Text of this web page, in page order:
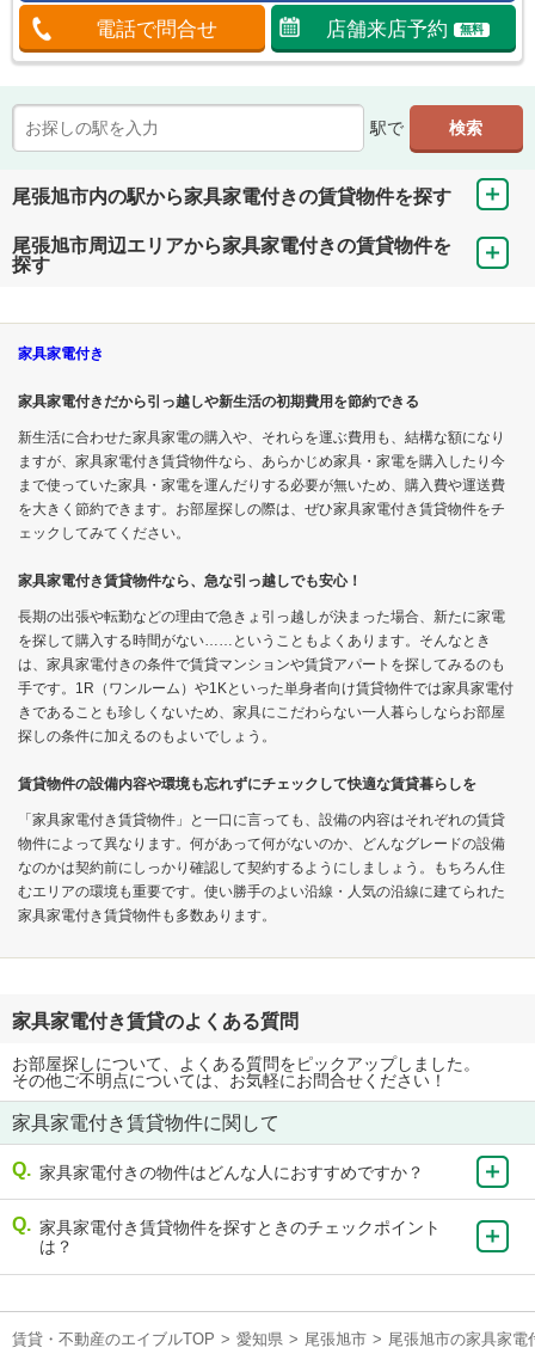
電話で問合せ 店舗来店予約 無料
駅で
尾張旭市内の駅から家具家電付きの賃貸物件を探す
尾張旭市周辺エリアから家具家電付きの賃貸物件を
探す
家具家電付き
家具家電付きだから引っ越しや新生活の初期費用を節約できる
新生活に合わせた家具家電の購入や、それらを運ぶ費用も、結構な額になり
ますが、家具家電付き賃貸物件なら、あらかじめ家具・家電を購入したり今
まで使っていた家具・家電を運んだりする必要が無いため、購入費や運送費
を大きく節約できます。お部屋探しの際は、ぜひ家具家電付き賃貸物件をチ
ェックしてみてください。
家具家電付き賃貸物件なら、急な引っ越しでも安心！
長期の出張や転勤などの理由で急きょ引っ越しが決まった場合、新たに家電
を探して購入する時間がない……ということもよくあります。そんなとき
は、家具家電付きの条件で賃貸マンションや賃貸アパートを探してみるのも
手です。1R（ワンルーム）や1Kといった単身者向け賃貸物件では家具家電付
きであることも珍しくないため、家具にこだわらない一人暮らしならお部屋
探しの条件に加えるのもよいでしょう。
賃貸物件の設備内容や環境も忘れずにチェックして快適な賃貸暮らしを
「家具家電付き賃貸物件」と一口に言っても、設備の内容はそれぞれの賃貸
物件によって異なります。何があって何がないのか、どんなグレードの設備
なのかは契約前にしっかり確認して契約するようにしましょう。もちろん住
むエリアの環境も重要です。使い勝手のよい沿線・人気の沿線に建てられた
家具家電付き賃貸物件も多数あります。
家具家電付き賃貸のよくある質問
お部屋探しについて、よくある質問をピックアップしました。
その他ご不明点については、お気軽にお問合せください！
家具家電付き賃貸物件に関して
家具家電付きの物件はどんな人におすすめですか？
家具家電付き賃貸物件を探すときのチェックポイント
は？
賃貸・不動産のエイブルTOP > 愛知県 > 尾張旭市 > 尾張旭市の家具家電